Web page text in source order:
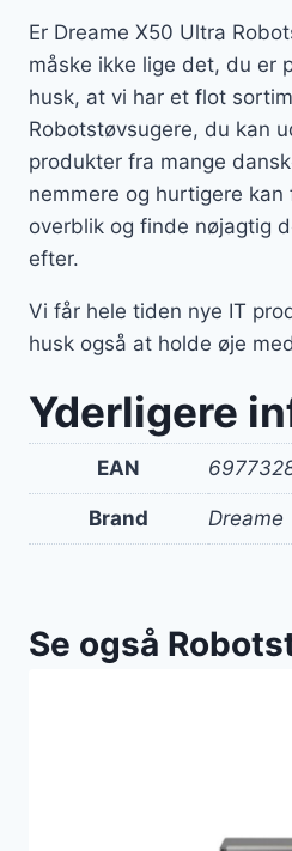
Er Dreame X50 Ultra
måske ikke lige det, du er
husk, at vi har et flot
Robotstøvsugere, du kan
produkter fra mange
nemmere og hurtigere
overblik og finde nøjagtig
efter.
Vi får hele tiden nye IT
husk også at holde øje
Yderligere
EAN
Brand Dreame
Se også